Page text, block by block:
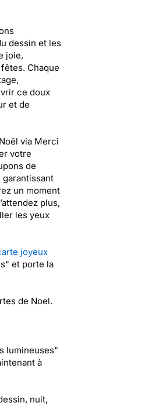
dessin et les
joie,
Chaque
ce doux
et de
via Merci
votre
de
garantissant
un moment
plus,
les yeux
joyeux
et porte la
de Noel.
lumineuses"
à
nuit,